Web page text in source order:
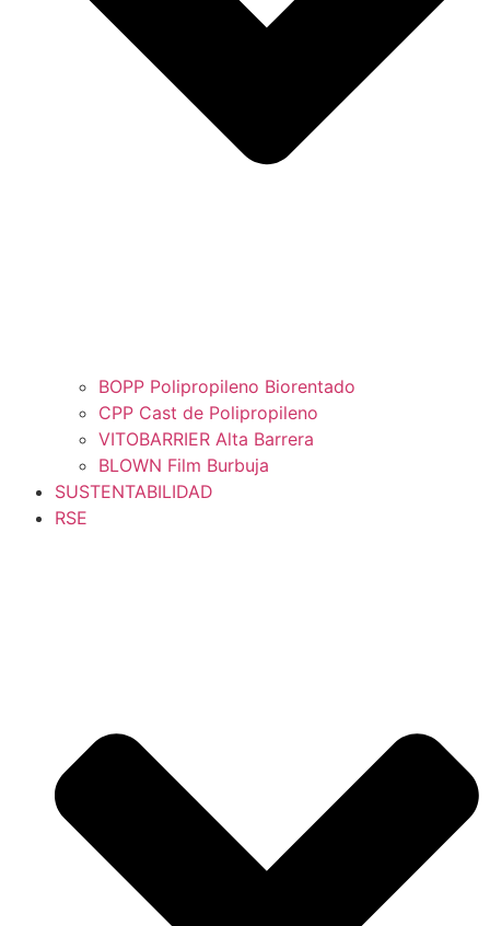
BOPP Polipropileno Biorentado
CPP Cast de Polipropileno
VITOBARRIER Alta Barrera
BLOWN Film Burbuja
SUSTENTABILIDAD
RSE